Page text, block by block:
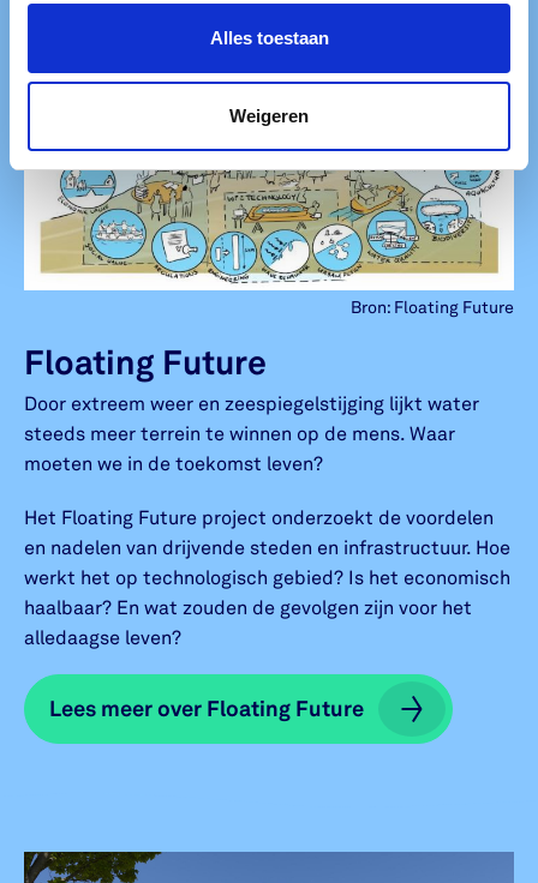
Alles toestaan
Weigeren
Floating Future
Door extreem weer en zeespiegelstijging lijkt water
steeds meer terrein te winnen op de mens. Waar
moeten we in de toekomst leven?
Het Floating Future project onderzoekt de voordelen
en nadelen van drijvende steden en infrastructuur. Hoe
werkt het op technologisch gebied? Is het economisch
haalbaar? En wat zouden de gevolgen zijn voor het
alledaagse leven?
Lees meer over Floating Future
Lees meer over Floating Future
Bron: Floating Future